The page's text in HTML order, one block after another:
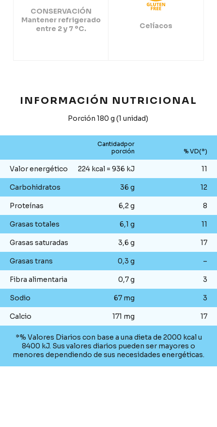
CONSERVACIÓN
Mantener refrigerado
entre 2 y 7 ºC.
Celíacos
INFORMACIÓN NUTRICIONAL
Porción 180 g (1 unidad)
Cantidadpor
porción
% VD(*)
Valor energético 224 kcal = 936 kJ 11
Carbohidratos 36 g 12
Proteínas 6,2 g 8
Grasas totales 6,1 g 11
Grasas saturadas 3,6 g 17
Grasas trans 0,3 g –
Fibra alimentaria 0,7 g 3
Sodio 67 mg 3
Calcio 171 mg 17
*% Valores Diarios con base a una dieta de 2000 kcal u
8400 kJ. Sus valores diarios pueden ser mayores o
menores dependiendo de sus necesidades energéticas.